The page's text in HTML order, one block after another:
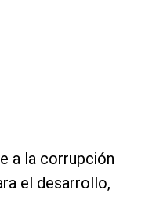
a la corrupción
el desarrollo,